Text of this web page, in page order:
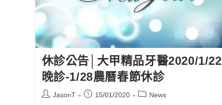
休診公告│大甲精品牙醫2020/1/22
晚診-1/28農曆春節休診
JasonT 15/01/2020 News